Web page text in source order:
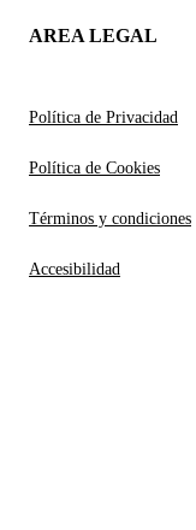
AREA LEGAL
Política de Privacidad
Política de Cookies
Términos y condiciones
Accesibilidad